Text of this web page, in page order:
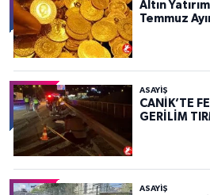
Altın
Temmuz
ASAYIŞ
CANİK’TE
GERİLİM
ASAYIŞ